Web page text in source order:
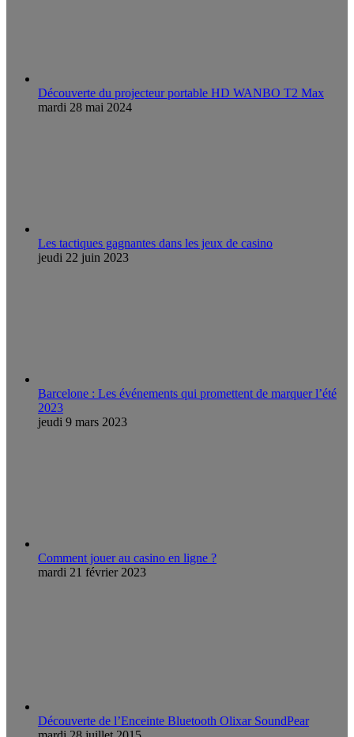
Découverte du projecteur portable HD WANBO T2 Max
mardi 28 mai 2024
Les tactiques gagnantes dans les jeux de casino
jeudi 22 juin 2023
Barcelone : Les événements qui promettent de marquer l’été
2023
jeudi 9 mars 2023
Comment jouer au casino en ligne ?
mardi 21 février 2023
Découverte de l’Enceinte Bluetooth Olixar SoundPear